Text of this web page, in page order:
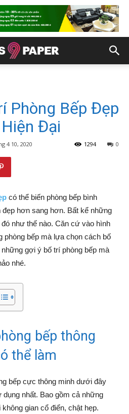
Phòng Bếp Đẹp
Đại
4 10, 2020 0
1294
có thể biến phòng bếp bình
hơn sang hơn. Bất kể những
như thế nào. Căn cứ vào hình
phòng bếp mà lựa chọn cách bố
gợi ý bố trí phòng bếp mà
nhé.
bếp thông
thể làm
bếp cực thông minh dưới đây
nhất. Bao gồm cả những
gian cổ điển, chật hẹp.